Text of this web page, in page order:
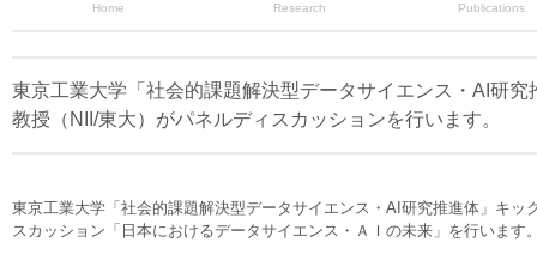
Home Research Publications
東京工業大学「社会的課題解決型データサイエンス・AI研
教授（NII/東大）がパネルディスカッションを行います。
東京工業大学「社会的課題解決型データサイエンス・AI研究推進体」キ
スカッション「日本におけるデータサイエンス・ＡＩの未来」を行います